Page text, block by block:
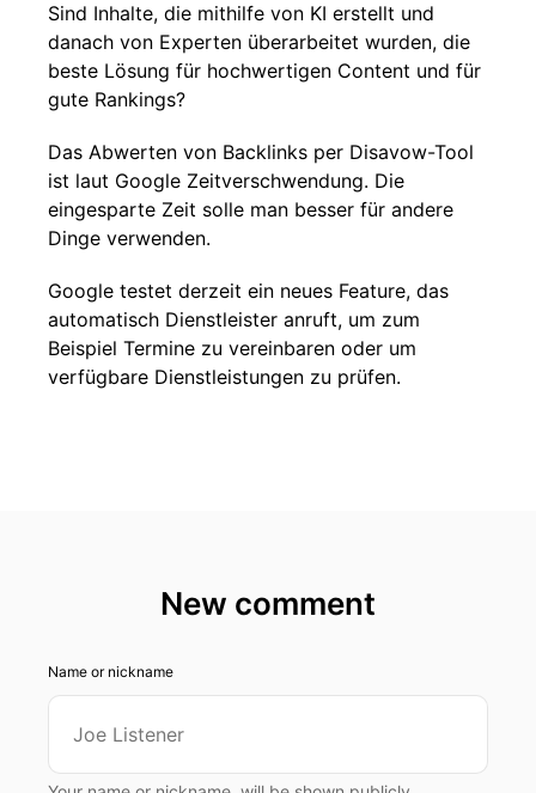
Sind Inhalte, die mithilfe von KI erstellt und
danach von Experten überarbeitet wurden, die
beste Lösung für hochwertigen Content und für
gute Rankings?
Das Abwerten von Backlinks per Disavow-Tool
ist laut Google Zeitverschwendung. Die
eingesparte Zeit solle man besser für andere
Dinge verwenden.
Google testet derzeit ein neues Feature, das
automatisch Dienstleister anruft, um zum
Beispiel Termine zu vereinbaren oder um
verfügbare Dienstleistungen zu prüfen.
New comment
Name or nickname